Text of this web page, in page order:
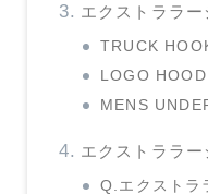
エクストララ
TRUCK
LOGO
MENS
エクストララ
Q.エクストラ